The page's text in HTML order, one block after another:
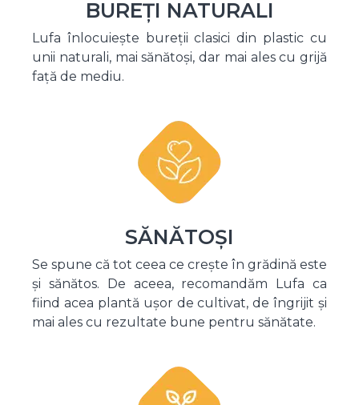
BUREȚI NATURALI
Lufa înlocuiește bureții clasici din plastic cu
unii naturali, mai sănătoși, dar mai ales cu grijă
față de mediu.
SĂNĂTOȘI
Se spune că tot ceea ce crește în grădină este
și sănătos. De aceea, recomandăm Lufa ca
fiind acea plantă ușor de cultivat, de îngrijit și
mai ales cu rezultate bune pentru sănătate.